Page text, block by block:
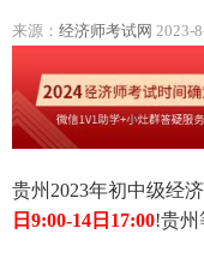
来源： 经济师考试网 2023-
贵州2023年初中级经
日9:00-14日17:00!贵州